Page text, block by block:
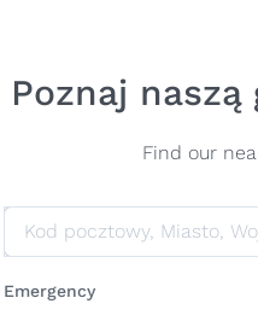
Poznaj
Find our
Emergency